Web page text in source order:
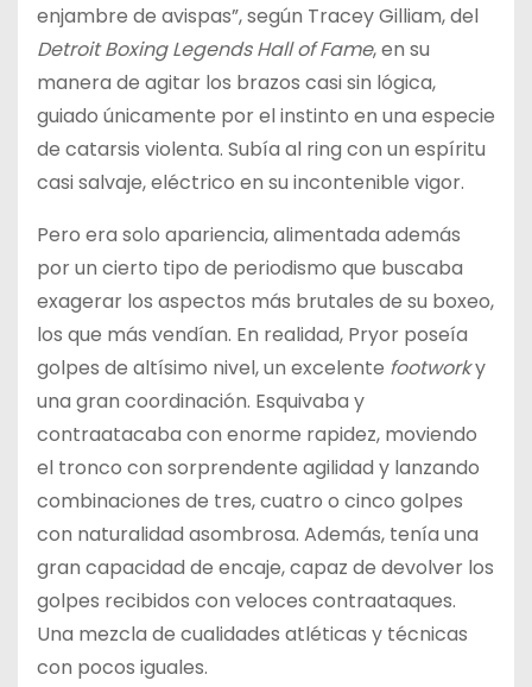
enjambre de avispas”, según Tracey Gilliam, del
Detroit Boxing Legends Hall of Fame, en su
manera de agitar los brazos casi sin lógica,
guiado únicamente por el instinto en una especie
de catarsis violenta. Subía al ring con un espíritu
casi salvaje, eléctrico en su incontenible vigor.
Pero era solo apariencia, alimentada además
por un cierto tipo de periodismo que buscaba
exagerar los aspectos más brutales de su boxeo,
los que más vendían. En realidad, Pryor poseía
golpes de altísimo nivel, un excelente footworky
una gran coordinación. Esquivaba y
contraatacaba con enorme rapidez, moviendo
el tronco con sorprendente agilidad y lanzando
combinaciones de tres, cuatro o cinco golpes
con naturalidad asombrosa. Además, tenía una
gran capacidad de encaje, capaz de devolver los
golpes recibidos con veloces contraataques.
Una mezcla de cualidades atléticas y técnicas
con pocos iguales.